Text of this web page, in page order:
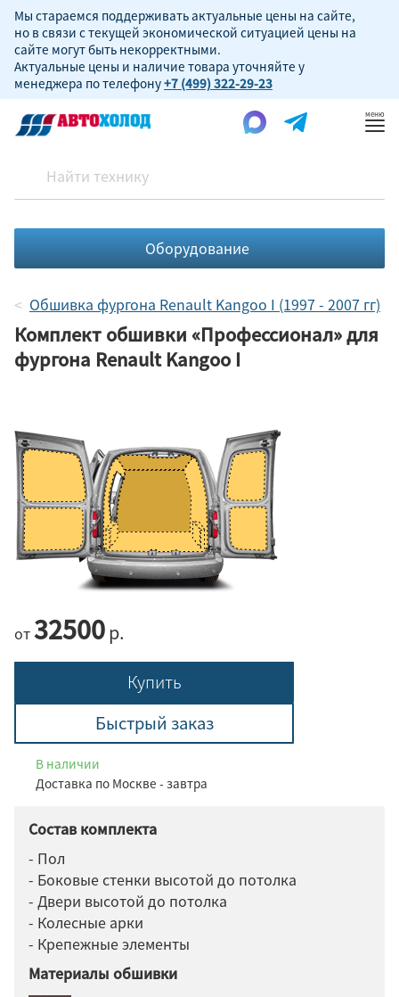
Мы стараемся поддерживать актуальные цены на сайте,
но в связи с текущей экономической ситуацией цены на
сайте могут быть некорректными.
Актуальные цены и наличие товара уточняйте у
менеджера по телефону+7 (499) 322-29-23
Оборудование
Обшивка фургона Renault Kangoo I (1997 - 2007 гг)
Комплект обшивки «Профессионал» для
фургона Renault Kangoo I
от32500р.
Купить
Быстрый заказ
В наличии
Доставка по Москве - завтра
Состав комплекта
- Пол
- Боковые стенки высотой до потолка
- Двери высотой до потолка
- Колесные арки
- Крепежные элементы
Материалы обшивки